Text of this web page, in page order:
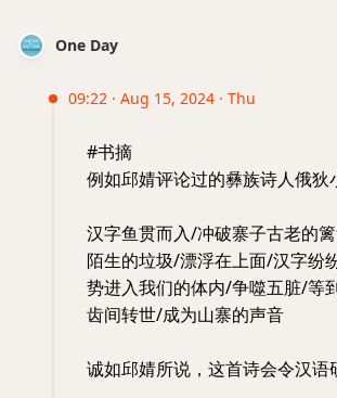
One Day
09:22 · Aug 15, 2024 · Thu
#书摘
例如邱婧评论过的彝族诗人俄狄
汉字鱼贯而入/冲破寨子古老的
陌生的垃圾/漂浮在上面/汉字纷
势进入我们的体内/争噬五脏/等
齿间转世/成为山寨的声音
诚如邱婧所说，这首诗会令汉语